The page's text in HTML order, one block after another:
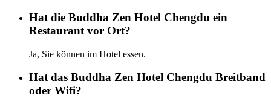
Hat die Buddha Zen Hotel Chengdu ein
Restaurant vor Ort?
Ja, Sie können im Hotel essen.
Hat das Buddha Zen Hotel Chengdu Breitband
oder Wifi?